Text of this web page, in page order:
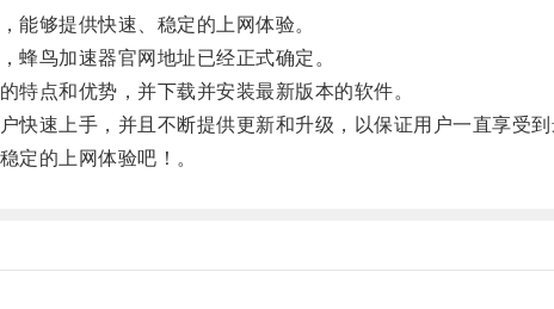
够提供快速、稳定的上网体验。
鸟加速器官网地址已经正式确定。
点和优势，并下载并安装最新版本的软件。
速上手，并且不断提供更新和升级，以保证用户一直享受到
的上网体验吧！。